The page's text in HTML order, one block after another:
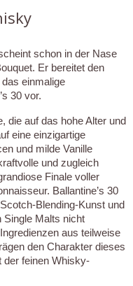
schon in der Nase
Er bereitet den
einmalige
30 vor.
die auf das hohe Alter und
eine einzigartige
und milde Vanille
und zugleich
Finale voller
Ballantine’s 30
Blending-Kunst und
Single Malts nicht
aus teilweise
den Charakter dieses
der feinen Whisky-